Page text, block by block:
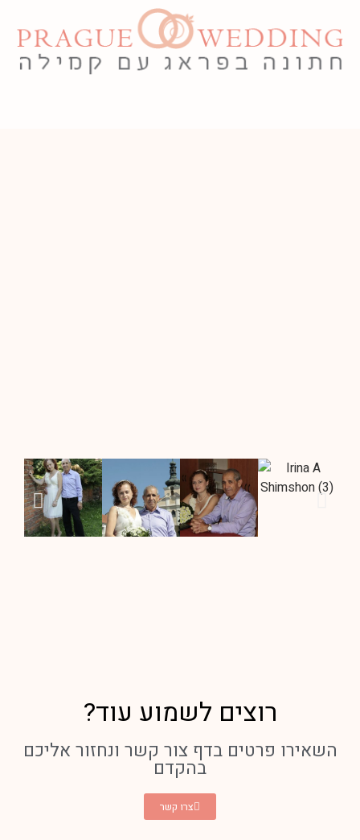
רוצים לשמוע עוד?
השאירו פרטים בדף צור קשר ונחזור אליכם
בהקדם
צרו קשר